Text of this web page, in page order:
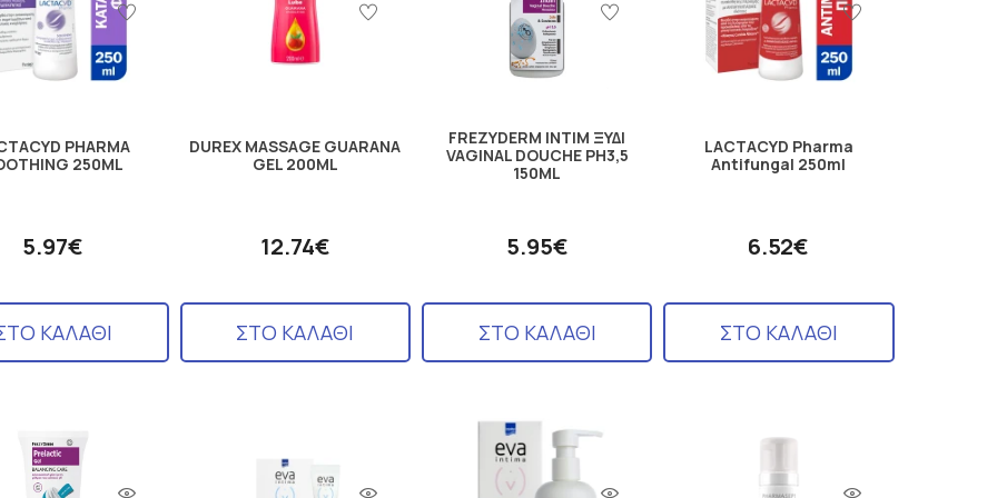
PHARMA
250ML
5.97€
ΚΑΛΑΘΙ
DUREX MASSAGE GUARANA
GEL 200ML
12.74€
ΣΤΟ ΚΑΛΑΘΙ
FREZYDERM INTIM ΞΥΔΙ
VAGINAL DOUCHE PH3,5
150ML
5.95€
ΣΤΟ ΚΑΛΑΘΙ
LACTACYD Pharma
Antifungal 250ml
6.52€
ΣΤΟ ΚΑΛΑΘΙ